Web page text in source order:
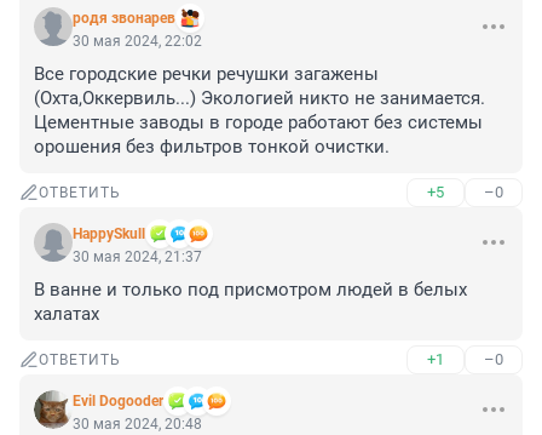
родя звонарев
30 мая 2024, 22:02
Все городские речки речушки загажены
(Охта,Оккервиль...) Экологией никто не занимается.
Цементные заводы в городе работают без системы
орошения без фильтров тонкой очистки.
ОТВЕТИТЬ +5 –0
HappySkull
30 мая 2024, 21:37
В ванне и только под присмотром людей в белых
халатах
ОТВЕТИТЬ +1 –0
Evil Dogooder
30 мая 2024, 20:48